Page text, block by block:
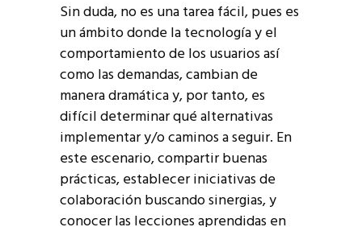
Sin duda, no es una tarea fácil, pues es
un ámbito donde la tecnología y el
comportamiento de los usuarios así
como las demandas, cambian de
manera dramática y, por tanto, es
difícil determinar qué alternativas
implementar y/o caminos a seguir. En
este escenario, compartir buenas
prácticas, establecer iniciativas de
colaboración buscando sinergias, y
conocer las lecciones aprendidas en